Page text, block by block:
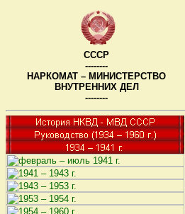
СССР
--------
НАРКОМАТ – МИНИСТЕРСТВО
ВНУТРЕННИХ ДЕЛ
--------